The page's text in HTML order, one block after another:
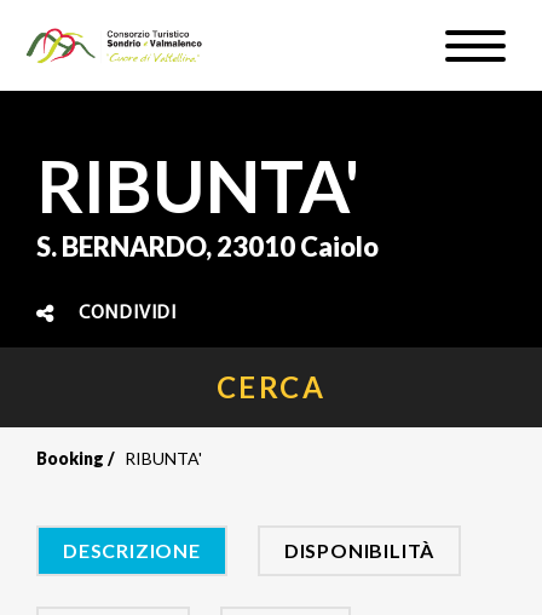
contenuto
Toggle
WEBCAM & METEO
ISCRIVITI
IT
#InLOMBARDIA
RIBUNTA'
S. BERNARDO, 23010 Caiolo
CONDIVIDI
CERCA
Booking RIBUNTA'
DESCRIZIONE DISPONIBILITÀ